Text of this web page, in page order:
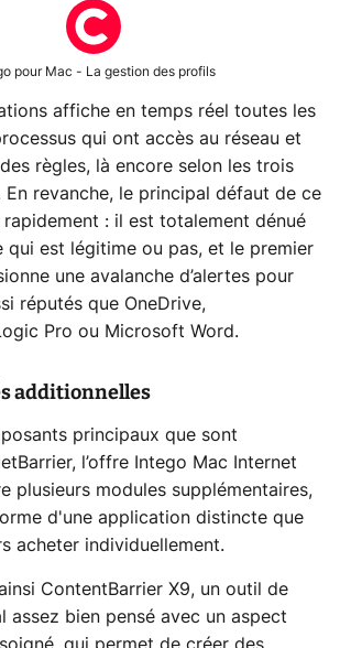
pour Mac - La gestion des profils
affiche en temps réel toutes les
qui ont accès au réseau et
règles, là encore selon les trois
En revanche, le principal défaut de ce
: il est totalement dénué
qui est légitime ou pas, et le premier
une avalanche d’alertes pour
réputés que OneDrive,
Pro ou Microsoft Word.
additionnelles
principaux que sont
l’offre Intego Mac Internet
plusieurs modules supplémentaires,
d'une application distincte que
acheter individuellement.
ContentBarrier X9, un outil de
assez bien pensé avec un aspect